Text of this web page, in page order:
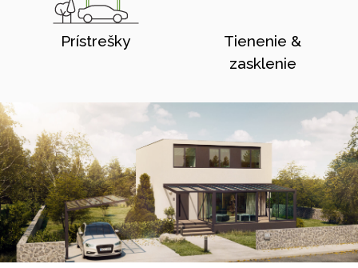
Prístrešky
Tienenie &
zasklenie